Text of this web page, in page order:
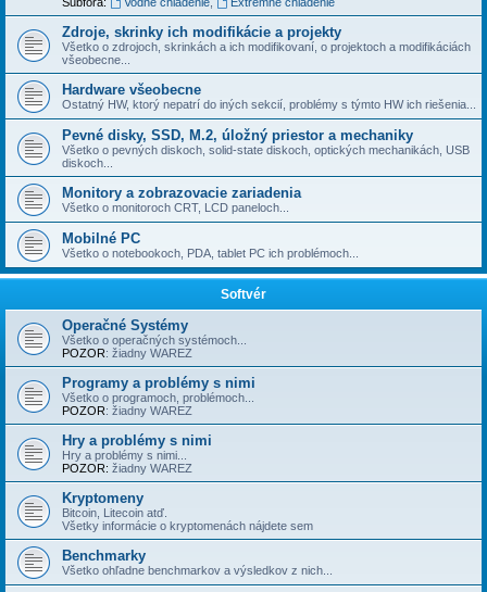
Zdroje, skrinky ich modifikácie a projekty
Všetko o zdrojoch, skrinkách a ich modifikovaní, o projektoch a modifikáciách
všeobecne...
Hardware všeobecne
Ostatný HW, ktorý nepatrí do iných sekcií­, problémy s týmto HW ich riešenia...
Pevné disky, SSD, M.2, úložný priestor a mechaniky
Všetko o pevných diskoch, solid-state diskoch, optických mechanikách, USB
diskoch...
Monitory a zobrazovacie zariadenia
Všetko o monitoroch CRT, LCD paneloch...
Mobilné PC
Všetko o notebookoch, PDA, tablet PC ich problémoch...
Softvér
Operačné Systémy
Všetko o operačných systémoch...
POZOR: žiadny WAREZ
Programy a problémy s nimi
Všetko o programoch, problémoch...
POZOR: žiadny WAREZ
Hry a problémy s nimi
Hry a problémy s nimi...
POZOR: žiadny WAREZ
Kryptomeny
Bitcoin, Litecoin atď.
Všetky informácie o kryptomenách nájdete sem
Benchmarky
Všetko ohľadne benchmarkov a výsledkov z nich...